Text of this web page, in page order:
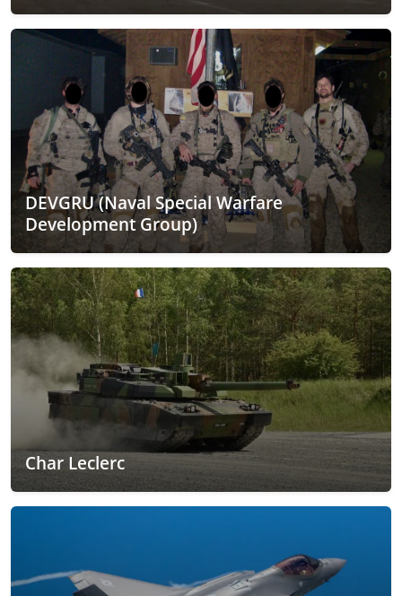
DEVGRU (Naval Special Warfare
Development Group)
Char Leclerc